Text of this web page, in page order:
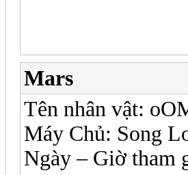
Mars
Tên nhân vật:
Máy Chủ: Song
Ngày – Giờ tham